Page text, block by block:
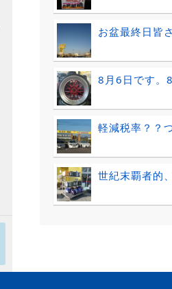
お盆最終日皆
8月6日です。
軽減税率？？
世紀末覇者的